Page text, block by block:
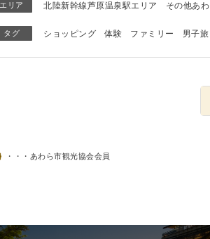
エリア 北陸新幹線芦原温泉駅エリア その他あ
タグ ショッピング 体験 ファミリー 男子旅
・・・あわら市観光協会会員